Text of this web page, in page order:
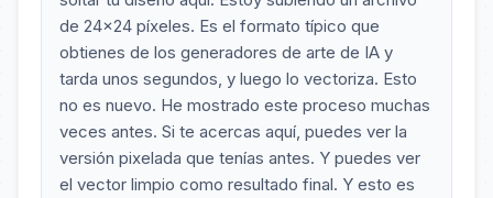
de 24x24 píxeles. Es el formato típico que
obtienes de los generadores de arte de IA y
tarda unos segundos, y luego lo vectoriza. Esto
no es nuevo. He mostrado este proceso muchas
veces antes. Si te acercas aquí, puedes ver la
versión pixelada que tenías antes. Y puedes ver
el vector limpio como resultado final. Y esto es